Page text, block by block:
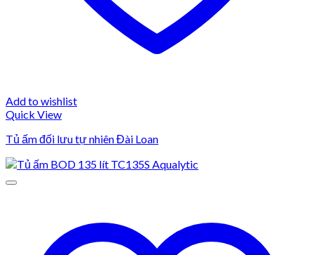
Add to wishlist
Quick View
Tủ ấm đối lưu tự nhiên Đài Loan